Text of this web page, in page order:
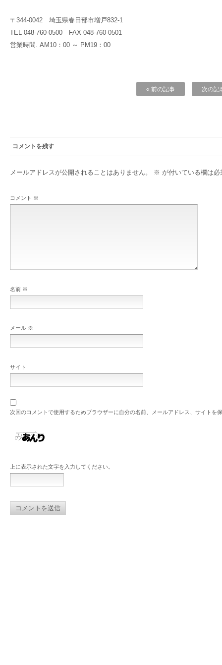
〒344-0042 埼玉県春日部市増戸832-1
TEL 048-760-0500 FAX 048-760-0501
営業時間. AM10：00 ～ PM19：00
« 前の記事 次の記
コメントを残す
メールアドレスが公開されることはありません。 ※ が付いている欄は必
コメント ※
名前 ※
メール ※
サイト
次回のコメントで使用するためブラウザーに自分の名前、メールアドレス、サイトを
上に表示された文字を入力してください。